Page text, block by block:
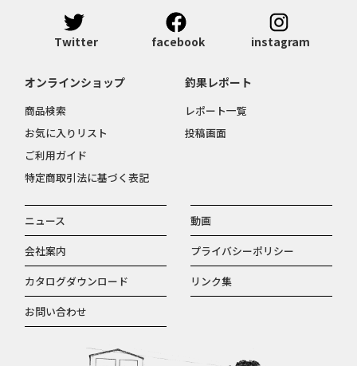
Twitter facebook instagram
ニュース
動画
会社案内
プライバシーポリシー
カタログダウンロード
リンク集
お問い合わせ
オンラインショップ
商品検索
お気に入りリスト
ご利用ガイド
特定商取引法に基づく表記
釣果レポート
レポート一覧
投稿画面